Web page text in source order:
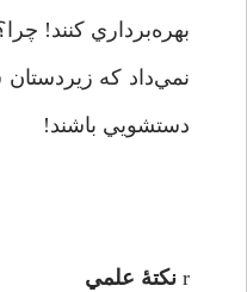
بهره‌برداري كنند!
نمي‌داد كه
دستشويي باشند!
r نكتۀ علمي